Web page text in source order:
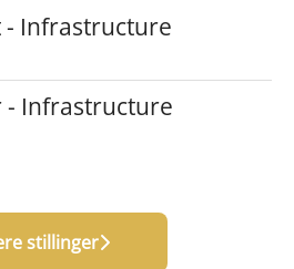
- Infrastructure
- Infrastructure
stillinger